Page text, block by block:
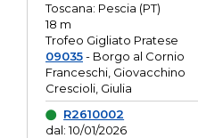
Toscana: Pescia (PT)
18 m
Trofeo Gigliato Pratese
09035- Borgo al Cornio
Franceschi, Giovacchino
Crescioli, Giulia
R2610002
dal: 10/01/2026